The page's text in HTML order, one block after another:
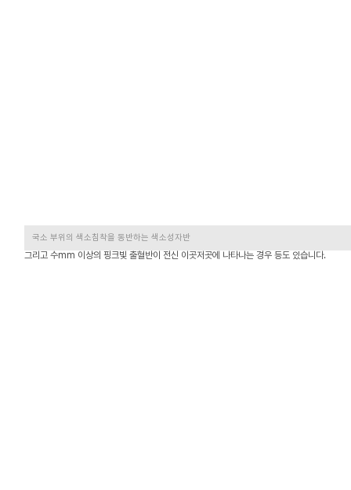
국소 부위의 색소침착을 동반하는 색소성자반
그리고 수mm 이상의 핑크빛 출혈반이 전신 이곳저곳에 나타나는 경우 등도 있습니다.